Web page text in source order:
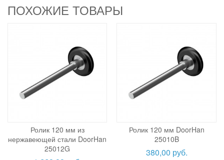
ПОХОЖИЕ ТОВАРЫ
Ролик 120 мм из
нержавеющей стали DoorHan
25012G
Ролик 120 мм DoorHan
25010B
380,00 руб.